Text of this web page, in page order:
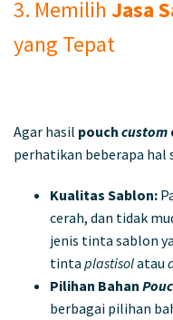
3. Memilih Jasa
yang Tepat
Agar hasil pouch custom
perhatikan beberapa hal
Kualitas Sablon:
cerah, dan tidak
jenis tinta sablon
tinta plastisolatau
Pilihan Bahan
berbagai pilihan